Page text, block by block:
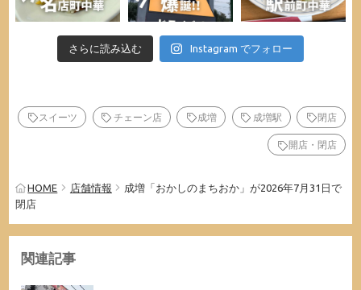
さらに読み込む Instagram でフォロー
スイーツ チェーン店 成増 成増駅 閉店
開店・閉店
HOME 店舗情報
成増「おかしのまちおか」が2026年7月31日で
閉店
関連記事